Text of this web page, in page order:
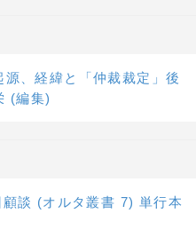
、経緯と「仲裁裁定」後
(編集)
談 (オルタ叢書 7) 単行本